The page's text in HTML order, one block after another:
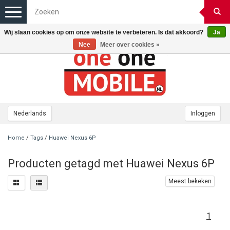
Nederlands Inloggen
Toggle
navigation
Home / Tags / Huawei Nexus 6P
Producten getagd met Huawei Nexus 6P
Meest bekeken
1
Wij slaan cookies op om onze website te verbeteren. Is dat akkoord?
Ja
Nee
Meer over cookies »